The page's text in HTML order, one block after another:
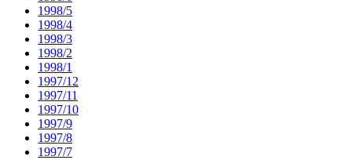
1998/5
1998/4
1998/3
1998/2
1998/1
1997/12
1997/11
1997/10
1997/9
1997/8
1997/7